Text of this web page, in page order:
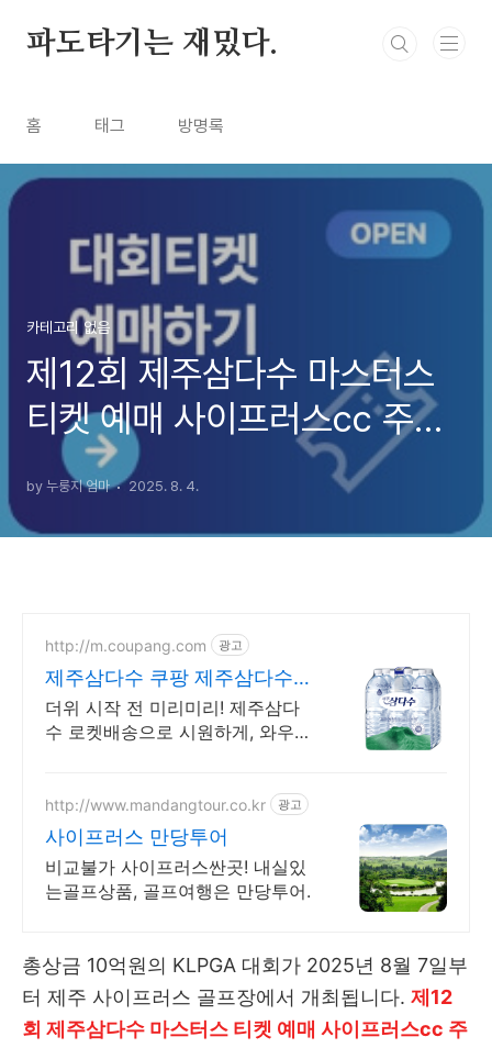
파도타기는 재밌다.
홈 태그 방명록
카테고리 없음
제12회 제주삼다수 마스터스
티켓 예매 사이프러스cc 주차
장 셔틀 대회정보 (우승자 상
금)
by 누룽지 엄마 2025. 8. 4.
http://m.coupang.com 광고
제주삼다수 쿠팡 제주삼다수
지금 배달
더위 시작 전 미리미리! 제주삼다
수 로켓배송으로 시원하게, 와우회
하게, 지금 바로 확인
http://www.mandangtour.co.kr 광고
사이프러스 만당투어
비교불가 사이프러스싼곳! 내실있
는골프상품, 골프여행은 만당투어.
총상금 10억원의 KLPGA 대회가 2025년 8월 7일부
터 제주 사이프러스 골프장에서 개최됩니다. 제12
회 제주삼다수 마스터스 티켓 예매 사이프러스cc 주